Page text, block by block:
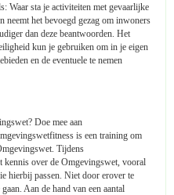
Waar sta je activiteiten met gevaarlijke
neemt het bevoegd gezag om inwoners
dan deze beantwoorden. Het
kun je gebruiken om in je eigen
en de eventuele te nemen
Doe mee aan
is een training om
Tijdens
over de Omgevingswet, vooral
hierbij passen. Niet door erover te
Aan de hand van een aantal